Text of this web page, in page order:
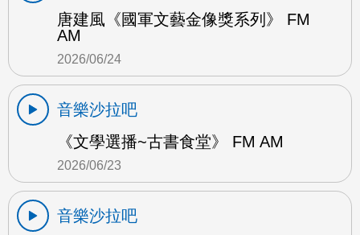
唐建風《國軍文藝金像獎系列》 FM
AM
2026/06/24
音樂沙拉吧
《文學選播~古書食堂》 FM AM
2026/06/23
音樂沙拉吧